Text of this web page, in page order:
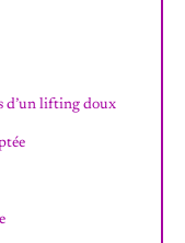
d’un lifting doux